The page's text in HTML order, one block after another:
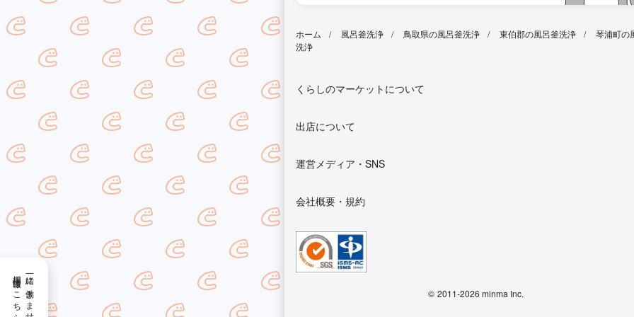
採用情報はこちら
ホーム 風呂釜洗浄 鳥取県の風呂釜洗浄 東伯郡の風呂釜洗浄
琴浦町の
洗浄
くらしのマーケットについて
出店について
運営メディア・SNS
会社概要・規約
© 2011-2026 minma Inc.